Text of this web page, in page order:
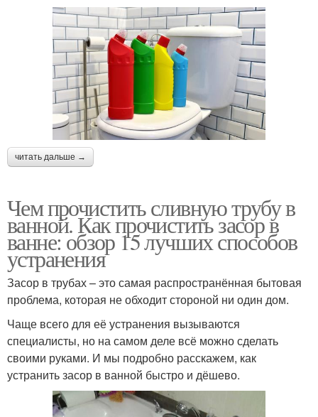
читать дальше →
Чем прочистить сливную трубу в
ванной. Как прочистить засор в
ванне: обзор 15 лучших способов
устранения
Засор в трубах – это самая распространённая бытовая
проблема, которая не обходит стороной ни один дом.
Чаще всего для её устранения вызываются
специалисты, но на самом деле всё можно сделать
своими руками. И мы подробно расскажем, как
устранить засор в ванной быстро и дёшево.